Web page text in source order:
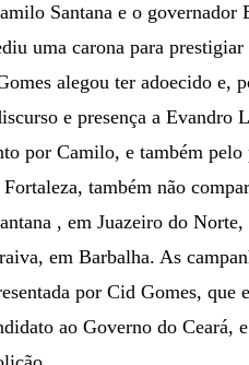
Santana e o governador
uma carona para
alegou ter adoecido e,
e presença a Evandro
por Camilo, e também
também não
, em Juazeiro do
em Barbalha. As
por Cid Gomes, que
ao Governo do Ceará,